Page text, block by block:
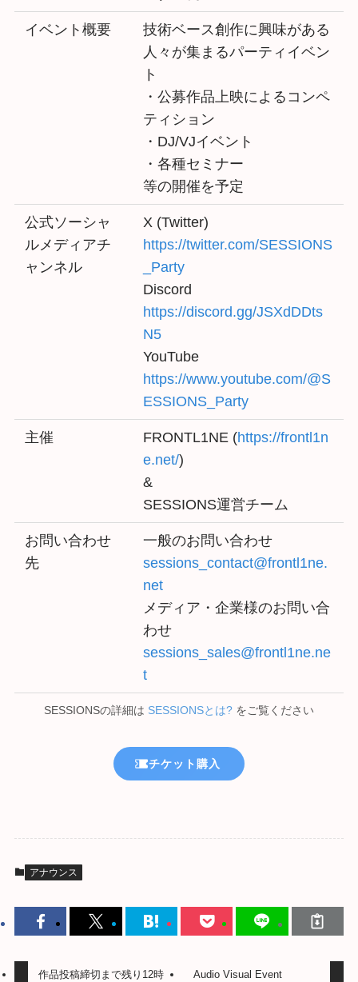
イベント概要
技術ベース創作に興味がある
人々が集まるパーティイベン
ト
・公募作品上映によるコンペ
ティション
・DJ/VJイベント
・各種セミナー
等の開催を予定
公式ソーシャ
ルメディアチ
ャンネル
X (Twitter)
https://twitter.com/SESSIONS
_Party
Discord
https://discord.gg/JSXdDDts
N5
YouTube
https://www.youtube.com/@S
ESSIONS_Party
主催 FRONTL1NE (https://frontl1n
e.net/)
&
SESSIONS運営チーム
お問い合わせ
先
一般のお問い合わせ
sessions_contact@frontl1ne.
net
メディア・企業様のお問い合
わせ
sessions_sales@frontl1ne.ne
t
SESSIONSの詳細は SESSIONSとは? をご覧ください
チケット購入
アナウンス
作品投稿締切まで残り12時
Audio Visual Event